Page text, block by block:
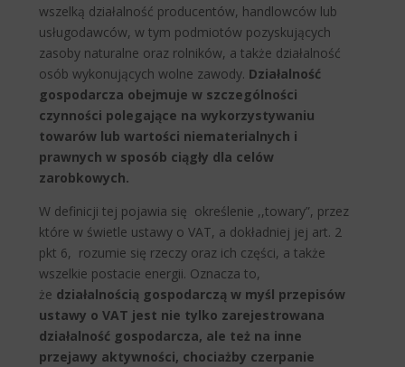
wszelką działalność producentów, handlowców lub
usługodawców, w tym podmiotów pozyskujących
zasoby naturalne oraz rolników, a także działalność
osób wykonujących wolne zawody. Działalność
gospodarcza obejmuje w szczególności
czynności polegające na wykorzystywaniu
towarów lub wartości niematerialnych i
prawnych w sposób ciągły dla celów
zarobkowych.
W definicji tej pojawia się określenie ,,towary”, przez
które w świetle ustawy o VAT, a dokładniej jej art. 2
pkt 6, rozumie się rzeczy oraz ich części, a także
wszelkie postacie energii. Oznacza to,
że działalnością gospodarczą w myśl przepisów
ustawy o VAT jest nie tylko zarejestrowana
działalność gospodarcza, ale też na inne
przejawy aktywności, chociażby czerpanie